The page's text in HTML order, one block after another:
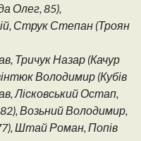
Олег, 85),
Струк Степан (Троян
Тричук Назар (Качур
Володимир (Кубів
Лісковський Остап,
Возьний Володимир,
Штай Роман, Попів